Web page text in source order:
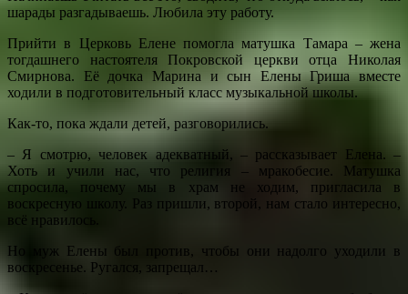
шарады разгадываешь. Любила эту работу.
Прийти в Церковь Елене помогла матушка Тамара – жена
тогдашнего настоятеля Покровской церкви отца Николая
Смирнова. Её дочка Марина и сын Елены Гриша вместе
ходили в подготовительный класс музыкальной школы.
Как-то, пока ждали детей, разговорились.
– Я смотрю, человек адекватный, – рассказывает Елена. –
Хоть и учили нас, что религия – мракобесие. Матушка
спросила, почему мы в храм не ходим, пригласила в
воскресную школу. Раз пришли, второй, нам стало интересно,
всё нравилось.
Но муж Елены был против, чтобы они надолго уходили в
воскресенье. Ругался, запрещал…